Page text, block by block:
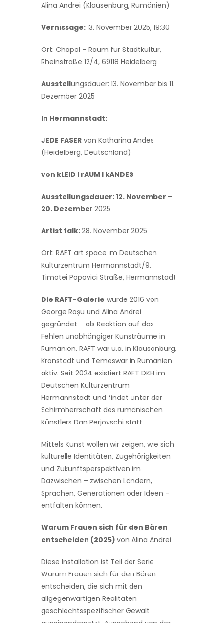
Alina Andrei (Klausenburg, Rumänien)
Vernissage:13. November 2025, 19:30
Ort: Chapel – Raum für Stadtkultur,
Rheinstraße 12/4, 69118 Heidelberg
Ausstellungsdauer: 13. November bis 11.
Dezember 2025
In Hermannstadt:
JEDE FASER von Katharina Andes
(Heidelberg, Deutschland)
von kLEID I rAUM I kANDES
Ausstellungsdauer: 12. November –
20. Dezember 2025
Artist talk:28. November 2025
Ort: RAFT art space im Deutschen
Kulturzentrum Hermannstadt/9.
Timotei Popovici Straße, Hermannstadt
Die RAFT-Galerie wurde 2016 von
George Roșu und Alina Andrei
gegründet – als Reaktion auf das
Fehlen unabhängiger Kunsträume in
Rumänien. RAFT war u.a. in Klausenburg,
Kronstadt und Temeswar in Rumänien
aktiv. Seit 2024 existiert RAFT DKH im
Deutschen Kulturzentrum
Hermannstadt und findet unter der
Schirmherrschaft des rumänischen
Künstlers Dan Perjovschi statt.
Mittels Kunst wollen wir zeigen, wie sich
kulturelle Identitäten, Zugehörigkeiten
und Zukunftsperspektiven im
Dazwischen – zwischen Ländern,
Sprachen, Generationen oder Ideen –
entfalten können.
Warum Frauen sich für den Bären
entscheiden (2025) von Alina Andrei
Diese Installation ist Teil der Serie
Warum Frauen sich für den Bären
entscheiden, die sich mit den
allgegenwärtigen Realitäten
geschlechtsspezifischer Gewalt